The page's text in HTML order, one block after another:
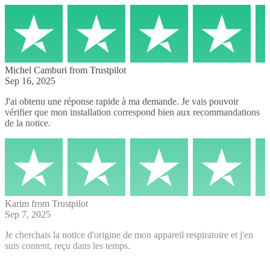
Michel Camburi from Trustpilot
Sep 16, 2025
J'ai obtenu une réponse rapide à ma demande. Je vais pouvoir
vérifier que mon installation correspond bien aux recommandations
de la notice.
Karim from Trustpilot
Sep 7, 2025
Je cherchais la notice d'origine de mon appareil respiratoire et j'en
suis content, reçu dans les temps.